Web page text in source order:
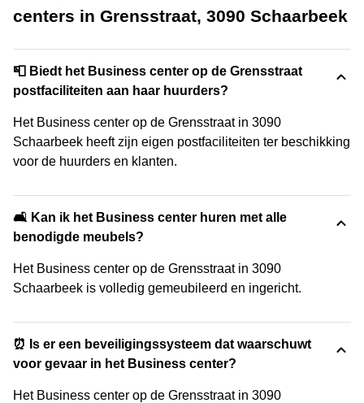
centers in Grensstraat, 3090 Schaarbeek
📮 Biedt het Business center op de Grensstraat
postfaciliteiten aan haar huurders?
Het Business center op de Grensstraat in 3090
Schaarbeek heeft zijn eigen postfaciliteiten ter beschikking
voor de huurders en klanten.
🛋️ Kan ik het Business center huren met alle
benodigde meubels?
Het Business center op de Grensstraat in 3090
Schaarbeek is volledig gemeubileerd en ingericht.
⏰ Is er een beveiligingssysteem dat waarschuwt
voor gevaar in het Business center?
Het Business center op de Grensstraat in 3090